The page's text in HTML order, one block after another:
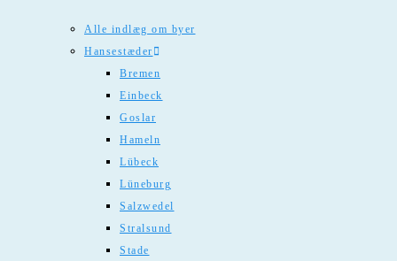
Alle indlæg om byer
Hansestæder
Bremen
Einbeck
Goslar
Hameln
Lübeck
Lüneburg
Salzwedel
Stralsund
Stade